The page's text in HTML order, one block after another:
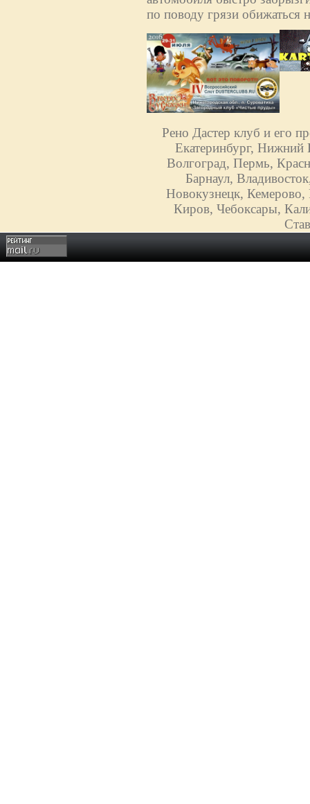
по поводу грязи обижаться
Рено Дастер клуб и его
Екатеринбург, Нижний
Волгоград, Пермь,
Барнаул,
Новокузнецк,
Киров, Чебоксары,